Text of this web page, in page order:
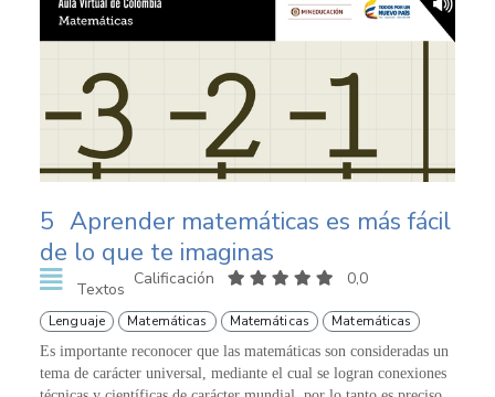
5 Aprender matemáticas es más fácil
de lo que te imaginas
Textos
Calificación 0,0
Lenguaje Matemáticas Matemáticas Matemáticas
Es importante reconocer que las matemáticas son consideradas un
tema de carácter universal, mediante el cual se logran conexiones